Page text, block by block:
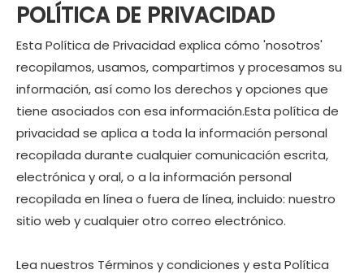
POLÍTICA DE PRIVACIDAD
Esta Política de Privacidad explica cómo 'nosotros'
recopilamos, usamos, compartimos y procesamos su
información, así como los derechos y opciones que
tiene asociados con esa información.Esta política de
privacidad se aplica a toda la información personal
recopilada durante cualquier comunicación escrita,
electrónica y oral, o a la información personal
recopilada en línea o fuera de línea, incluido: nuestro
sitio web y cualquier otro correo electrónico.
Lea nuestros Términos y condiciones y esta Política